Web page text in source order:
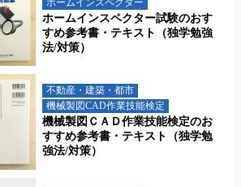
ホームインスペクター
ホームインスペクター試験のおす
すめ参考書・テキスト（独学勉強
法/対策）
不動産・建築・都市
機械製図CAD作業技能検定
機械製図ＣＡＤ作業技能検定のお
すすめ参考書・テキスト（独学勉
強法/対策）